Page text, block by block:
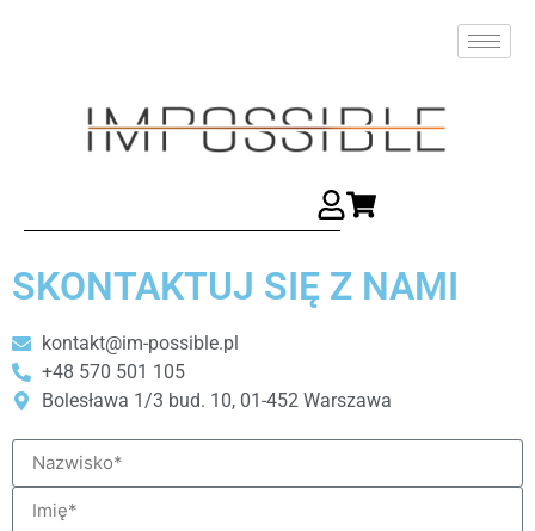
SKONTAKTUJ SIĘ Z NAMI
kontakt@im-possible.pl
+48 570 501 105
Bolesława 1/3 bud. 10, 01-452 Warszawa